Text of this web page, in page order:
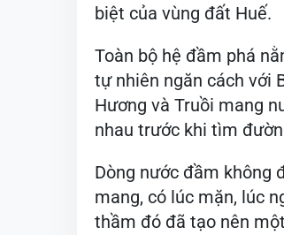
biệt của vùng đất Huế.
Toàn bộ hệ đầm phá
tự nhiên ngăn cách với
Hương và Truồi mang
nhau trước khi tìm
Dòng nước đầm không
mang, có lúc mặn, lúc
thầm đó đã tạo nên